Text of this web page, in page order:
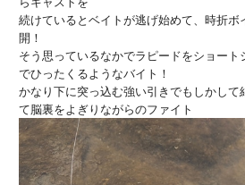
続けているとベイトが逃げ始めて、時折ボ
開！
そう思っているなかでラピードをショー
でひったくるようなバイト！
かなり下に突っ込む強い引きでもしかし
て脳裏をよぎりながらのファイト